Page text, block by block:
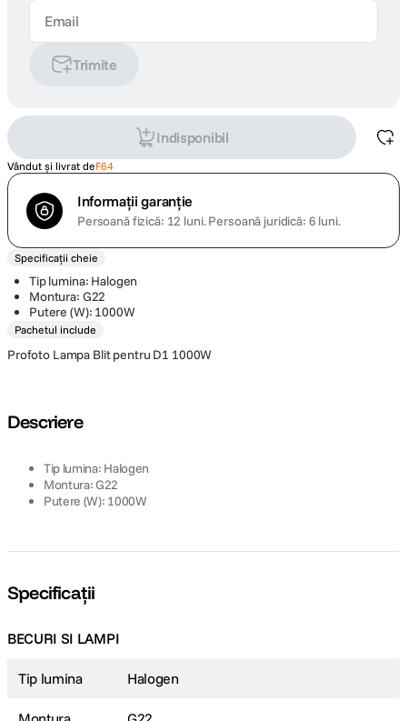
Trimite
Indisponibil
Vândut și livrat deF64
Informații garanție
Persoană fizică: 12 luni.Persoană juridică: 6 luni.
Specificații cheie
Tip lumina: Halogen
Montura: G22
Putere (W): 1000W
Pachetul include
Profoto Lampa Blit pentru D1 1000W
Descriere
Tip lumina: Halogen
Montura: G22
Putere (W): 1000W
Specificații
BECURI SI LAMPI
Tip lumina Halogen